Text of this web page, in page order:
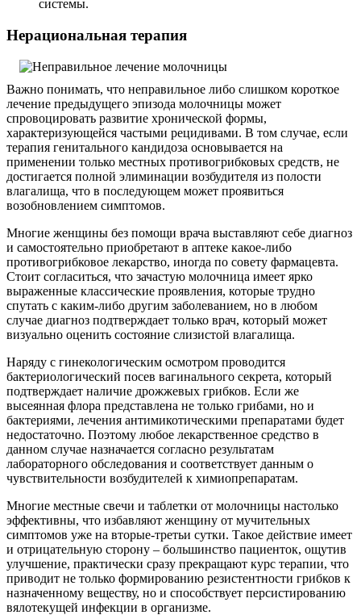
системы.
Нерациональная терапия
Важно понимать, что неправильное либо слишком короткое
лечение предыдущего эпизода молочницы может
спровоцировать развитие хронической формы,
характеризующейся частыми рецидивами. В том случае, если
терапия генитального кандидоза основывается на
применении только местных противогрибковых средств, не
достигается полной элиминации возбудителя из полости
влагалища, что в последующем может проявиться
возобновлением симптомов.
Многие женщины без помощи врача выставляют себе диагноз
и самостоятельно приобретают в аптеке какое-либо
противогрибковое лекарство, иногда по совету фармацевта.
Стоит согласиться, что зачастую молочница имеет ярко
выраженные классические проявления, которые трудно
спутать с каким-либо другим заболеванием, но в любом
случае диагноз подтверждает только врач, который может
визуально оценить состояние слизистой влагалища.
Наряду с гинекологическим осмотром проводится
бактериологический посев вагинального секрета, который
подтверждает наличие дрожжевых грибков. Если же
высеянная флора представлена не только грибами, но и
бактериями, лечения антимикотическими препаратами будет
недостаточно. Поэтому любое лекарственное средство в
данном случае назначается согласно результатам
лабораторного обследования и соответствует данным о
чувствительности возбудителей к химиопрепаратам.
Многие местные свечи и таблетки от молочницы настолько
эффективны, что избавляют женщину от мучительных
симптомов уже на вторые-третьи сутки. Такое действие имеет
и отрицательную сторону – большинство пациенток, ощутив
улучшение, практически сразу прекращают курс терапии, что
приводит не только формированию резистентности грибков к
назначенному веществу, но и способствует персистированию
вялотекущей инфекции в организме.